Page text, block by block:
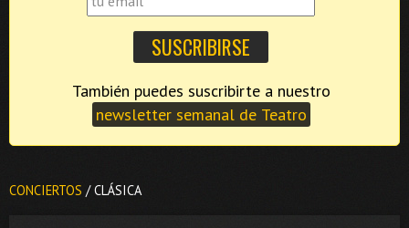
newsletter semanal de Teatro
CONCIERTOS / CLÁSICA